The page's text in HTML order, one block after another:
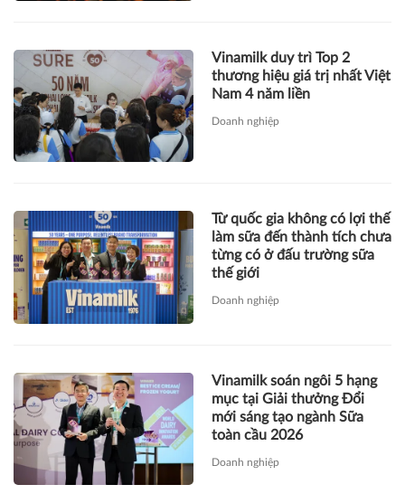
Vinamilk duy trì Top 2
thương hiệu giá trị nhất Việt
Nam 4 năm liền
Doanh nghiệp
Từ quốc gia không có lợi thế
làm sữa đến thành tích chưa
từng có ở đấu trường sữa
thế giới
Doanh nghiệp
Vinamilk soán ngôi 5 hạng
mục tại Giải thưởng Đổi
mới sáng tạo ngành Sữa
toàn cầu 2026
Doanh nghiệp